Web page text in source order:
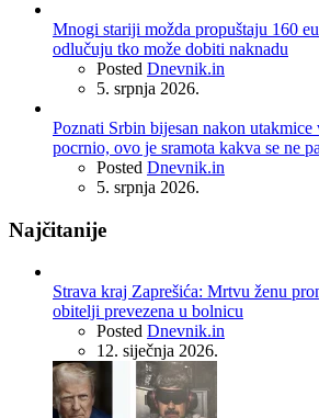
Mnogi stariji možda propuštaju 160
odlučuju tko može dobiti naknadu
Posted Dnevnik.in
5. srpnja 2026.
Poznati Srbin bijesan nakon utakmice
pocrnio, ovo je sramota kakva se ne
Posted Dnevnik.in
5. srpnja 2026.
Najčitanije
Strava kraj Zaprešića: Mrtvu ženu
obitelji prevezena u bolnicu
Posted Dnevnik.in
12. siječnja 2026.